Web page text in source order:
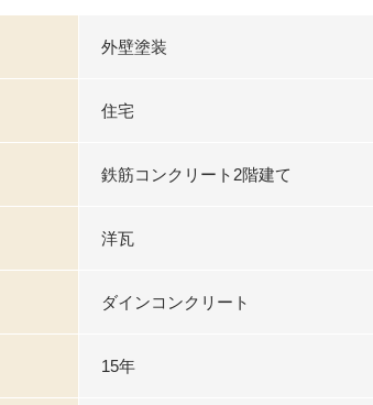
外壁塗装
住宅
鉄筋コンクリート2階建て
洋瓦
ダインコンクリート
15年